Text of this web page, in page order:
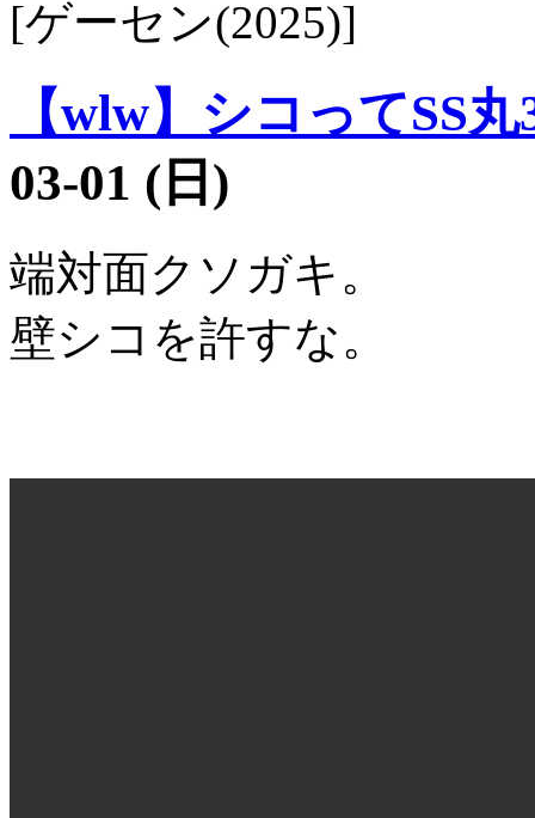
[ゲーセン(2025)]
【wlw】シコってSS
03-01 (日)
端対面クソガキ。
壁シコを許すな。